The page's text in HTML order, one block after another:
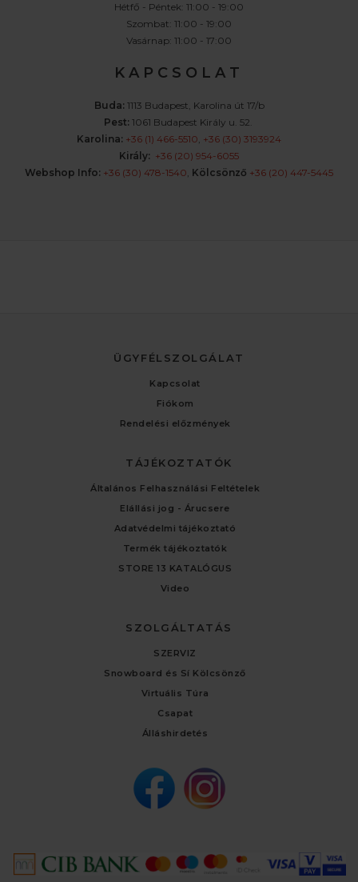
Hétfő - Péntek: 11:00 - 19:00
Szombat: 11:00 - 19:00
Vasárnap: 11:00 - 17:00
K A P C S O L A T
Buda: 1113 Budapest, Karolina út 17/b
Pest: 1061 Budapest Király u. 52.
Karolina: +36 (1) 466-5510, +36 (30) 3193924
Király: +36 (20) 954-6055
Webshop Info: +36 (30) 478-1540, Kölcsönző +36 (20) 447-5445
ÜGYFÉLSZOLGÁLAT
Kapcsolat
Fiókom
Rendelési előzmények
TÁJÉKOZTATÓK
Általános Felhasználási Feltételek
Elállási jog - Árucsere
Adatvédelmi tájékoztató
Termék tájékoztatók
STORE 13 KATALÓGUS
Video
SZOLGÁLTATÁS
SZERVIZ
Snowboard és Sí Kölcsönző
Virtuális Túra
Csapat
Álláshirdetés